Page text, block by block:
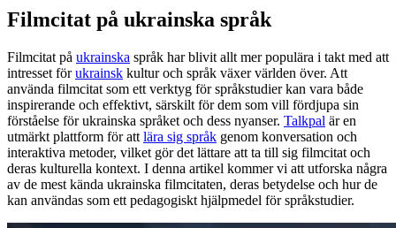
Filmcitat på ukrainska språk
Filmcitat på ukrainska språk har blivit allt mer populära i takt med att
intresset förukrainsk kultur och språk växer världen över. Att
använda filmcitat som ett verktyg för språkstudier kan vara både
inspirerande och effektivt, särskilt för dem som vill fördjupa sin
förståelse för ukrainska språket och dess nyanser. Talkpal är en
utmärkt plattform för att lära sig språk genom konversation och
interaktiva metoder, vilket gör det lättare att ta till sig filmcitat och
deras kulturella kontext. I denna artikel kommer vi att utforska några
av de mest kända ukrainska filmcitaten, deras betydelse och hur de
kan användas som ett pedagogiskt hjälpmedel för språkstudier.